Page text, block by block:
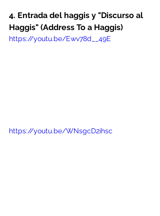
4. Entrada del haggis y "Discurso al
Haggis" (Address To a Haggis)
https://youtu.be/Ewv78d__49E
https://youtu.be/WNsgcD2ihsc